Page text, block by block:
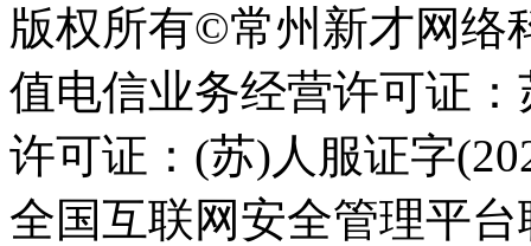
版权所有©常州新才网络
值电信业务经营许可证
许可证：(苏)人服证字
全国互联网安全管理平